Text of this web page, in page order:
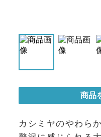
カシミヤのやわら